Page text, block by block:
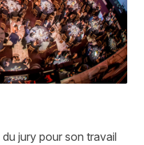
jury pour son travail